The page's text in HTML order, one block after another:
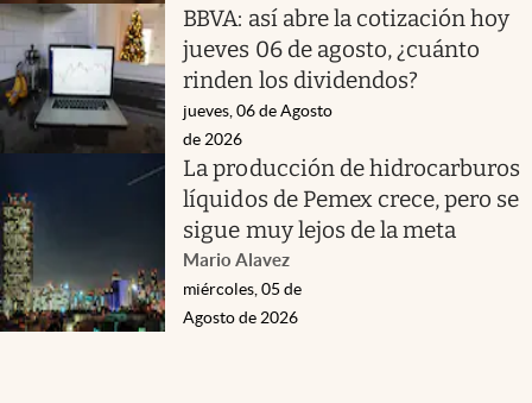
BBVA: así abre la cotización hoy
jueves 06 de agosto, ¿cuánto
rinden los dividendos?
jueves, 06 de Agosto
de 2026
La producción de hidrocarburos
líquidos de Pemex crece, pero se
sigue muy lejos de la meta
Mario Alavez
miércoles, 05 de
Agosto de 2026